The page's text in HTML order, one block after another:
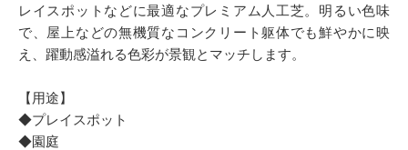
レイスポットなどに最適なプレミアム人工芝。明るい色味
で、屋上などの無機質なコンクリート躯体でも鮮やかに映
え、躍動感溢れる色彩が景観とマッチします。
【用途】
◆プレイスポット
◆園庭